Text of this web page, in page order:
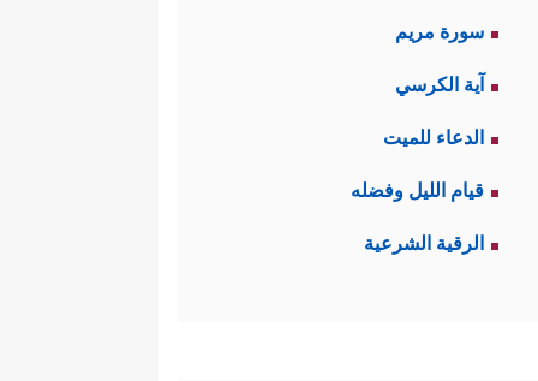
سورة مريم
آية الكرسي
الدعاء للميت
قيام الليل وفضله
الرقية الشرعية